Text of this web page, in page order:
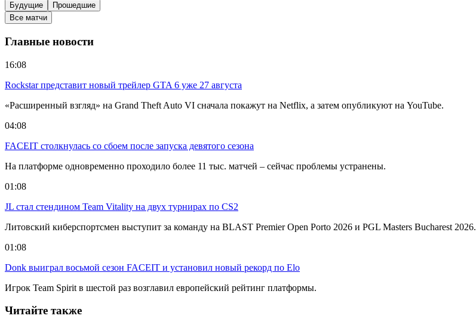
Будущие
Прошедшие
Все матчи
Главные новости
16:08
Rockstar представит новый трейлер GTA 6 уже 27 августа
«Расширенный взгляд» на Grand Theft Auto VI сначала покажут на Netflix, а затем опубликуют на YouTube.
04:08
FACEIT столкнулась со сбоем после запуска девятого сезона
На платформе одновременно проходило более 11 тыс. матчей – сейчас проблемы устранены.
01:08
JL стал стендином Team Vitality на двух турнирах по CS2
Литовский киберспортсмен выступит за команду на BLAST Premier Open Porto 2026 и PGL Masters Bucharest 2026.
01:08
Donk выиграл восьмой сезон FACEIT и установил новый рекорд по Elo
Игрок Team Spirit в шестой раз возглавил европейский рейтинг платформы.
Читайте также